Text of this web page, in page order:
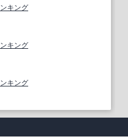
キング
キング
キング